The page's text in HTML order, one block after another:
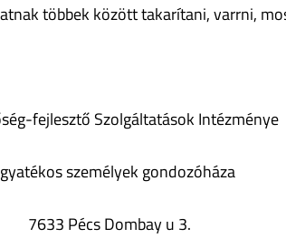
többek között takarítani, varrni,
fejlesztő Szolgáltatások Intézménye
személyek gondozóháza
7633 Pécs Dombay u 3.